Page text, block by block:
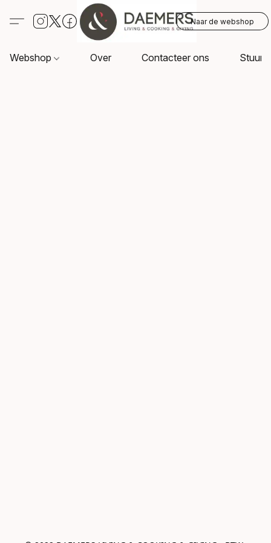
Naar de webshop
Webshop Over Contacteer ons Stuur